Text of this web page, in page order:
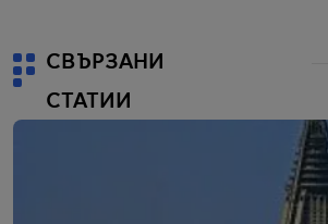
СВЪРЗАНИ
СТАТИИ